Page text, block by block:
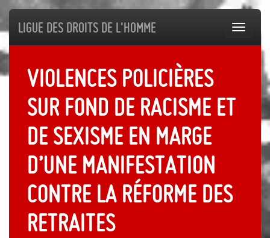
Ligue des droits de l'Homme
Violences policières
sur fond de racisme et
de sexisme en marge
d’une manifestation
contre la réforme des
retraites